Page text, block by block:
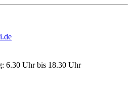
6.30 Uhr bis 18.30 Uhr